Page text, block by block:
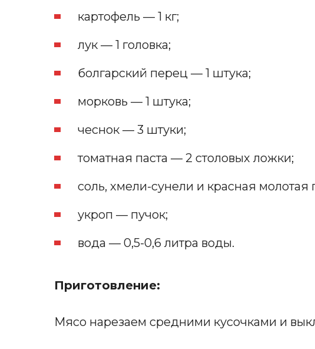
картофель — 1 кг;
лук — 1 головка;
болгарский перец — 1 штука;
морковь — 1 штука;
чеснок — 3 штуки;
томатная паста — 2 столовых ложки;
соль, хмели-сунели и красная молотая
укроп — пучок;
вода — 0,5-0,6 литра воды.
Приготовление:
Мясо нарезаем средними кусочками и